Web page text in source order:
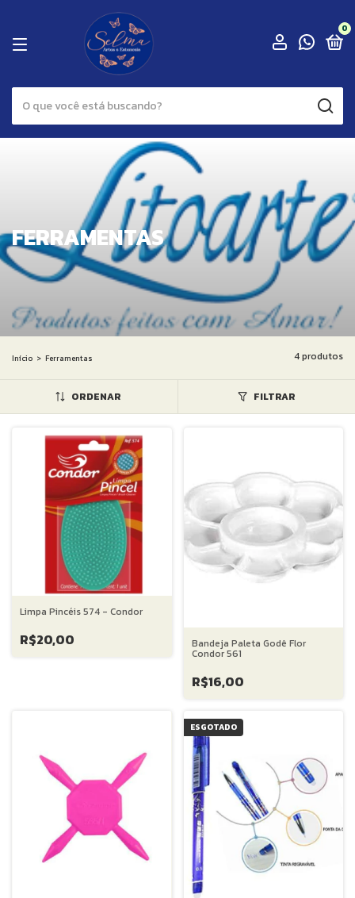
0
FERRAMENTAS
Início > Ferramentas 4 produtos
ORDENAR FILTRAR
Limpa Pincéis 574 - Condor
R$20,00 Bandeja Paleta Godê Flor
Condor 561
R$16,00
ESGOTADO